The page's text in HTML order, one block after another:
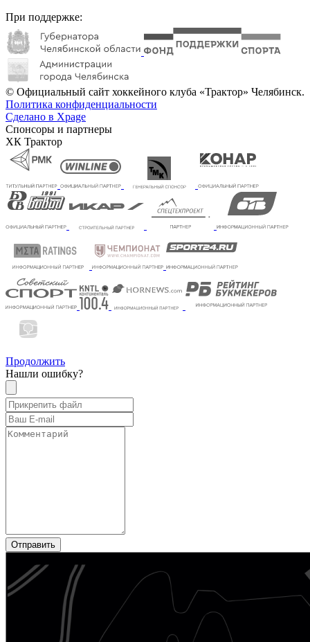
При поддержке:
© Официальный сайт хоккейного клуба «Трактор» Челябинск.
Политика конфиденциальности
Сделано в Xpage
Спонсоры и партнеры
ХК Трактор
Продолжить
Нашли ошибку?